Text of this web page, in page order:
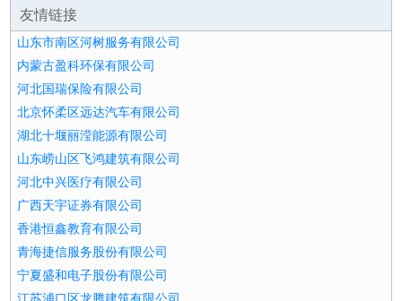
友情链接
山东市南区河树服务有限公司
内蒙古盈科环保有限公司
河北国瑞保险有限公司
北京怀柔区远达汽车有限公司
湖北十堰丽滢能源有限公司
山东崂山区飞鸿建筑有限公司
河北中兴医疗有限公司
广西天宇证券有限公司
香港恒鑫教育有限公司
青海捷信服务股份有限公司
宁夏盛和电子股份有限公司